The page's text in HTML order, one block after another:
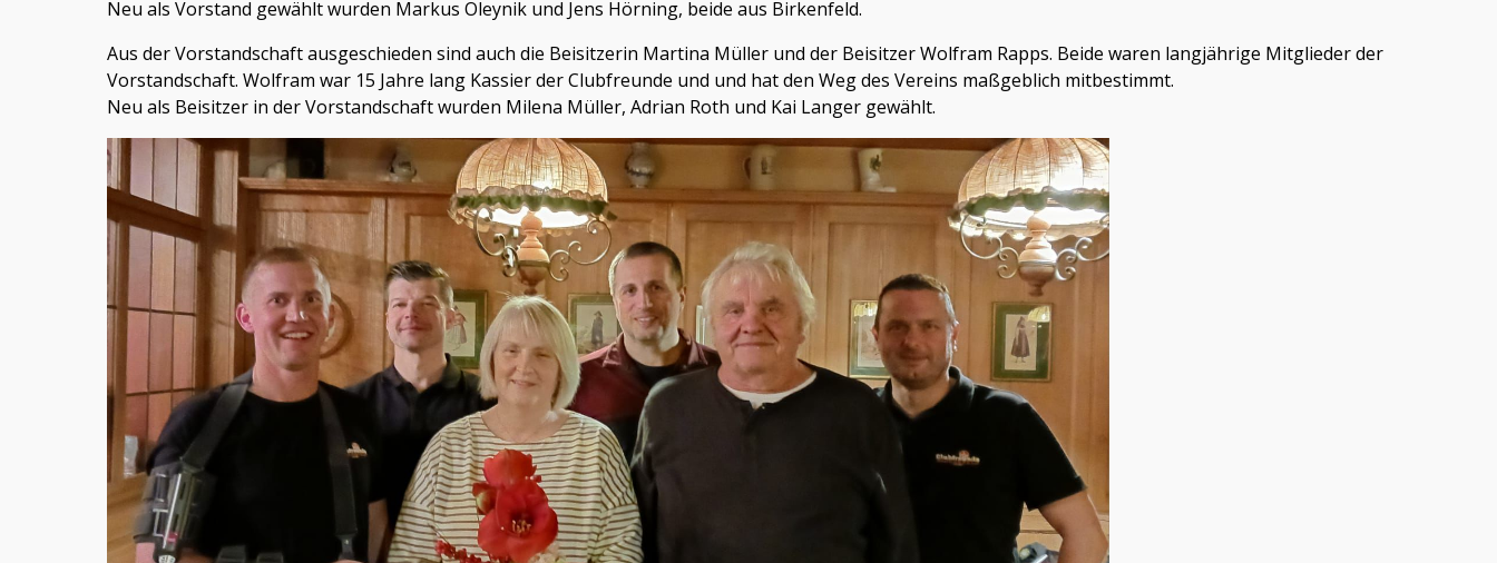
Neu als Vorstand gewählt wurden Markus Oleynik und Jens Hörning, beide aus Birkenfeld.
Aus der Vorstandschaft ausgeschieden sind auch die Beisitzerin Martina Müller und der Beisitzer Wolfram Rapps. Beide waren langjährige Mitglieder der
Vorstandschaft. Wolfram war 15 Jahre lang Kassier der Clubfreunde und und hat den Weg des Vereins maßgeblich mitbestimmt.
Neu als Beisitzer in der Vorstandschaft wurden Milena Müller, Adrian Roth und Kai Langer gewählt.